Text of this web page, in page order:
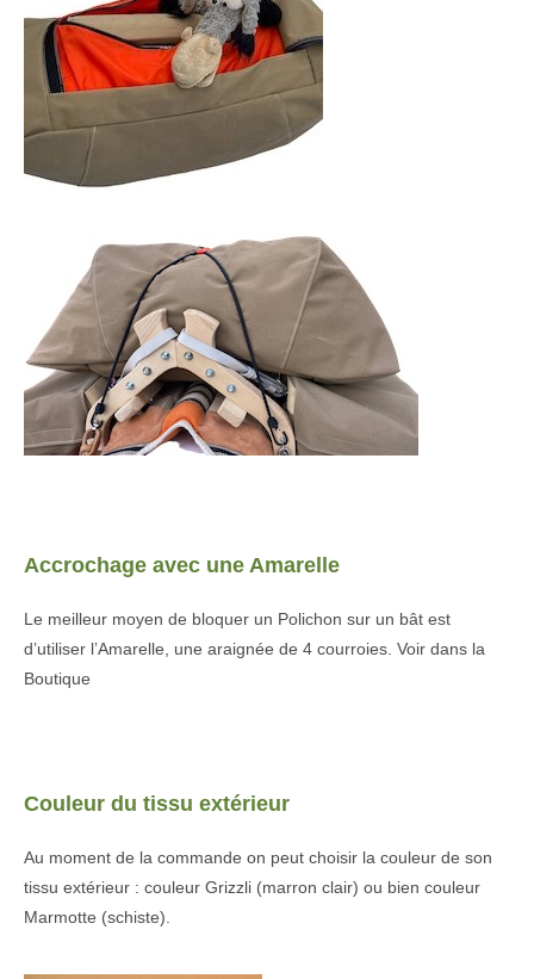
Accrochage avec une Amarelle
Le meilleur moyen de bloquer un Polichon sur un bât est
d’utiliser l’Amarelle, une araignée de 4 courroies. Voir dans la
Boutique
Couleur du tissu extérieur
Au moment de la commande on peut choisir la couleur de son
tissu extérieur : couleur Grizzli (marron clair) ou bien couleur
Marmotte (schiste).